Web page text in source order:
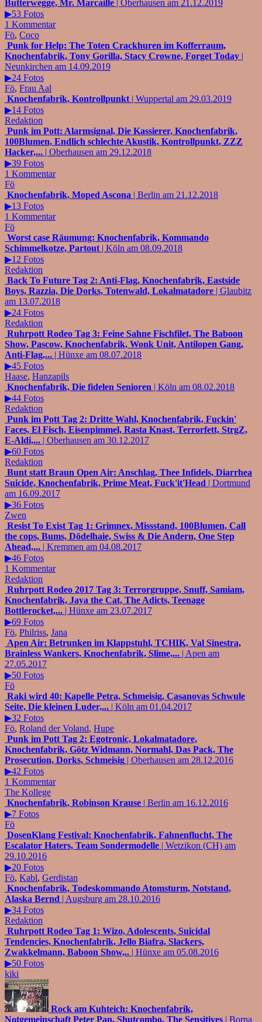
Butterwegge, Mr. Marcaille | Oberhausen am 21.12.2019
▶53 Fotos
1 Kommentar
Fö, Coco
Punk for Help: The Toten Crackhuren im Kofferraum,
Knochenfabrik, Tony Gorilla, Stacy Crowne, Forget Today |
Neunkirchen am 14.09.2019
▶24 Fotos
Fö, Frau Aal
Knochenfabrik, Kontrollpunkt | Wuppertal am 29.03.2019
▶14 Fotos
Redaktion
Punk im Pott: Alarmsignal, Die Kassierer, Knochenfabrik,
100Blumen, Endlich schlechte Akustik, Kontrollpunkt, ZZZ
Hacker,... | Oberhausen am 29.12.2018
▶39 Fotos
1 Kommentar
Fö
Knochenfabrik, Moped Ascona | Berlin am 21.12.2018
▶13 Fotos
1 Kommentar
Fö
Worst case Räumung: Knochenfabrik, Kommando
Schimmelkotze, Partout | Köln am 08.09.2018
▶12 Fotos
Redaktion
Back To Future Tag 2: Anti-Flag, Knochenfabrik, Eastside
Boys, Razzia, Die Dorks, Totenwald, Lokalmatadore | Glaubitz
am 13.07.2018
▶24 Fotos
Redaktion
Ruhrpott Rodeo Tag 3: Feine Sahne Fischfilet, The Baboon
Show, Pascow, Knochenfabrik, Wonk Unit, Antilopen Gang,
Anti-Flag,... | Hünxe am 08.07.2018
▶45 Fotos
Haase, Hanzapils
Knochenfabrik, Die fidelen Senioren | Köln am 08.02.2018
▶44 Fotos
Redaktion
Punk im Pott Tag 2: Dritte Wahl, Knochenfabrik, Fuckin'
Faces, El Fisch, Eisenpimmel, Rasta Knast, Terrorfett, StrgZ,
E-Aldi,... | Oberhausen am 30.12.2017
▶60 Fotos
Redaktion
Bunt statt Braun Open Air: Anschlag, Thee Infidels, Diarrhea
Suicide, Knochenfabrik, Prime Meat, Fuck'it'Head | Dortmund
am 16.09.2017
▶36 Fotos
Zwen
Resist To Exist Tag 1: Grimnex, Missstand, 100Blumen, Call
the cops, Bums, Dödelhaie, Swiss & Die Andern, One Step
Ahead,... | Kremmen am 04.08.2017
▶46 Fotos
1 Kommentar
Redaktion
Ruhrpott Rodeo 2017 Tag 3: Terrorgruppe, Snuff, Samiam,
Knochenfabrik, Jaya the Cat, The Adicts, Teenage
Bottlerocket,... | Hünxe am 23.07.2017
▶69 Fotos
Fö, Philriss, Jana
Apen Air: Betrunken im Klappstuhl, TCHIK, Val Sinestra,
Brainless Wankers, Knochenfabrik, Slime,... | Apen am
27.05.2017
▶50 Fotos
Fö
Raki wird 40: Kapelle Petra, Schmeisig, Casanovas Schwule
Seite, Die kleinen Luder,... | Köln am 01.04.2017
▶32 Fotos
Fö, Roland der Voland, Hupe
Punk im Pott Tag 2: Egotronic, Lokalmatadore,
Knochenfabrik, Götz Widmann, Normahl, Das Pack, The
Prosecution, Dorks, Schmeisig | Oberhausen am 28.12.2016
▶42 Fotos
1 Kommentar
The Kollege
Knochenfabrik, Robinson Krause | Berlin am 16.12.2016
▶7 Fotos
Fö
DosenKlang Festival: Knochenfabrik, Fahnenflucht, The
Escalator Haters, Team Sondermodelle | Wetzikon (CH) am
29.10.2016
▶20 Fotos
Fö, Kabl, Gerdistan
Knochenfabrik, Todeskommando Atomsturm, Notstand,
Alaska Bernd | Augsburg am 28.10.2016
▶34 Fotos
Redaktion
Ruhrpott Rodeo Tag 1: Wizo, Adolescents, Suicidal
Tendencies, Knochenfabrik, Jello Biafra, Slackers,
Zwakkelmann, Baboon Show,.. | Hünxe am 05.08.2016
▶50 Fotos
kiki
Rock am Kuhteich: Knochenfabrik,
Notgemeinschaft Peter Pan, Shutcombo, The Sensitives | Borna